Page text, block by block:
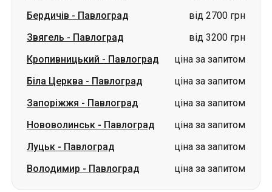
Бердичів - Павлоград
від 2700 грн
Звягель - Павлоград
від 3200 грн
Кропивницький - Павлоград
ціна за запитом
Біла Церква - Павлоград
ціна за запитом
Запоріжжя - Павлоград
ціна за запитом
Нововолинськ - Павлоград
ціна за запитом
Луцьк - Павлоград
ціна за запитом
Володимир - Павлоград ціна за запитом